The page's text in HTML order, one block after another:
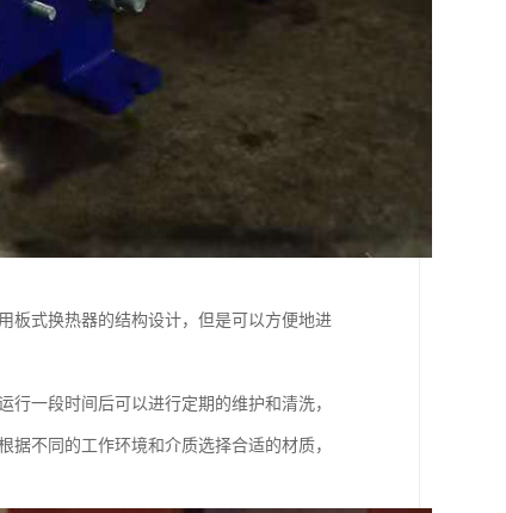
板式换热器的结构设计，但是可以方便地进
一段时间后可以进行定期的维护和清洗，
不同的工作环境和介质选择合适的材质，